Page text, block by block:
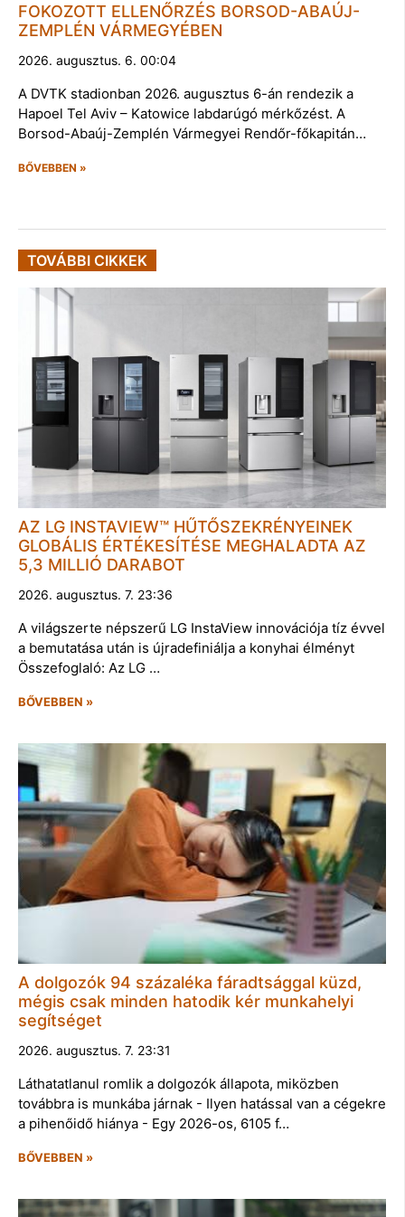
FOKOZOTT ELLENŐRZÉS BORSOD-ABAÚJ-
ZEMPLÉN VÁRMEGYÉBEN
2026. augusztus. 6. 00:04
A DVTK stadionban 2026. augusztus 6-án rendezik a
Hapoel Tel Aviv – Katowice labdarúgó mérkőzést. A
Borsod-Abaúj-Zemplén Vármegyei Rendőr-főkapitán…
BŐVEBBEN »
TOVÁBBI CIKKEK
AZ LG INSTAVIEW™ HŰTŐSZEKRÉNYEINEK
GLOBÁLIS ÉRTÉKESÍTÉSE MEGHALADTA AZ
5,3 MILLIÓ DARABOT
2026. augusztus. 7. 23:36
A világszerte népszerű LG InstaView innovációja tíz évvel
a bemutatása után is újradefiniálja a konyhai élményt
Összefoglaló: Az LG …
BŐVEBBEN »
A dolgozók 94 százaléka fáradtsággal küzd,
mégis csak minden hatodik kér munkahelyi
segítséget
2026. augusztus. 7. 23:31
Láthatatlanul romlik a dolgozók állapota, miközben
továbbra is munkába járnak - Ilyen hatással van a cégekre
a pihenőidő hiánya - Egy 2026-os, 6105 f…
BŐVEBBEN »